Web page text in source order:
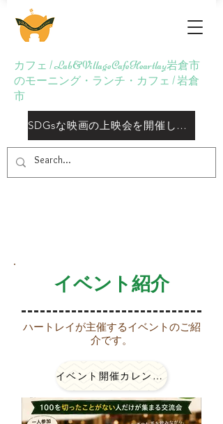
カフェ | Lab&VillageCafeHeartlay岩倉市
のモーニング・ランチ・カフェ | 岩倉
市
SDGsな映画の上映会を開催しておりますしております
イベント紹介
ハートレイが主催するイベントのご紹
介です。
イベント開催カレンダー